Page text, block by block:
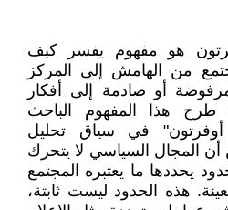
هو مفهوم يفسر كيف
من الهامش إلى المركز
أو صادمة إلى أفكار
طرح هذا المفهوم الباحث
في سياق تحليل
أن المجال السياسي لا يتحرك
يحددها ما يعتبره المجتمع
هذه الحدود ليست ثابتة،